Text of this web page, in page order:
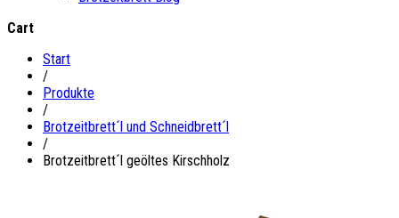
Cart
Start
/
Produkte
/
Brotzeitbrett´l und Schneidbrett´l
/
Brotzeitbrett´l geöltes Kirschholz